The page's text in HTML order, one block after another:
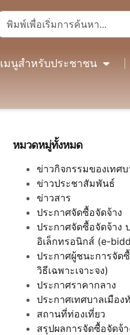
เมนูสำหรับประชาชน
หมวดหมู่ทั้งหมด
ข่าวกิจกรรมของเทศบ
ข่าวประชาสัมพันธ์
ข่าวสาร
ประกาศจัดซื้อจัดจ้าง
ประกาศจัดซื้อจัดจ้าง
อิเล็กทรอนิกส์ (e-
ประกาศผู้ชนะการจัด
วิธีเฉพาะเจาะจง)
ประกาศราคากลาง
ประกาศเทศบาลเมือง
สถานที่ท่องเที่ยว
สรุปผลการจัดซื้อจัดจ้า